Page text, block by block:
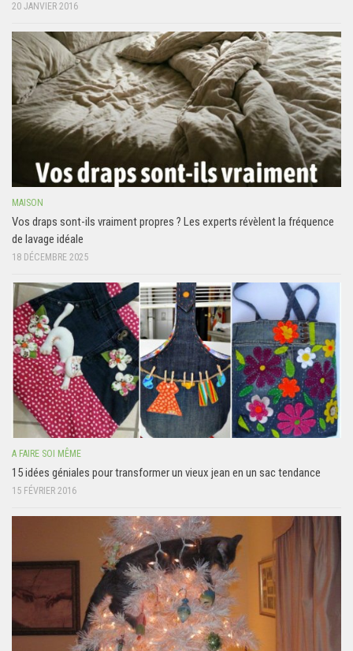
20 JANVIER 2016
MAISON
Vos draps sont-ils vraiment propres ? Les experts révèlent la fréquence
de lavage idéale
18 DÉCEMBRE 2025
A FAIRE SOI MÊME
15 idées géniales pour transformer un vieux jean en un sac tendance
15 FÉVRIER 2016